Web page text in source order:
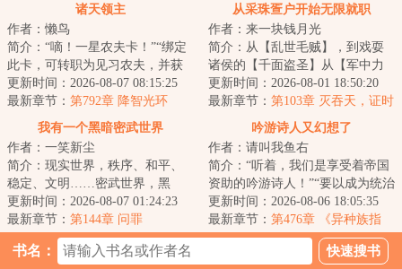
诸天领主
作者：懒鸟
简介：“嘀！一星农夫卡！”“绑定
此卡，可转职为见习农夫，并获
得职业天赋所耕种的土地肥沃度
被动增加%...
更新时间：2026-08-07 08:15:25
最新章节： 第792章 降智光环
从采珠疍户开始无限就职
作者：来一块钱月光
简介：从【乱世毛贼】，到戏耍
诸侯的【千面盗圣】从【军中力
士】，到肉身镇狱的【见神宗
师】从【赏金刀客...
更新时间：2026-08-01 18:50:20
最新章节： 第103章 灭吞天，证时
空之主，清理诸天！
我有一个黑暗密武世界
作者：一笑新尘
简介：现实世界，秩序、和平、
稳定、文明……密武世界，黑
暗、危险、灰烬、畸变陈峰穿越
而来，成为锦城大...
更新时间：2026-08-07 01:24:23
最新章节： 第144章 问罪
吟游诗人又幻想了
作者：请叫我鱼右
简介：“听着，我们是享受着帝国
资助的吟游诗人！”“要以成为统治
者的喉舌、贵族们的传声筒为己
任。既然...
更新时间：2026-08-06 18:05:35
最新章节： 第476章 《异种族指
南：主母们的果园》（4k）
书名：